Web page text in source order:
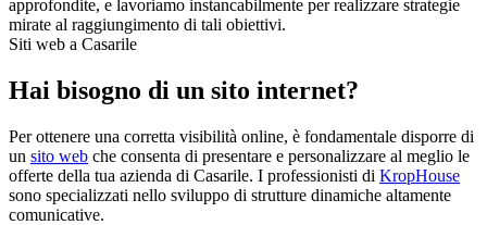
approfondite, e lavoriamo instancabilmente per realizzare strategie
mirate al raggiungimento di tali obiettivi.
Siti web a Casarile
Hai bisogno di un sito internet?
Per ottenere una corretta visibilità online, è fondamentale disporre di
un sito web che consenta di presentare e personalizzare al meglio le
offerte della tua azienda di Casarile. I professionisti di KropHouse
sono specializzati nello sviluppo di strutture dinamiche altamente
comunicative.